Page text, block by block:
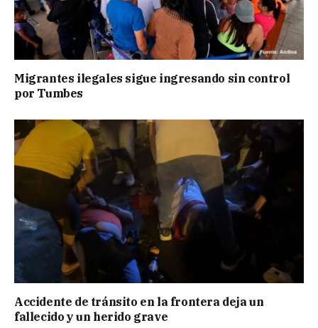
Migrantes ilegales sigue ingresando sin control
por Tumbes
Accidente de tránsito en la frontera deja un
fallecido y un herido grave